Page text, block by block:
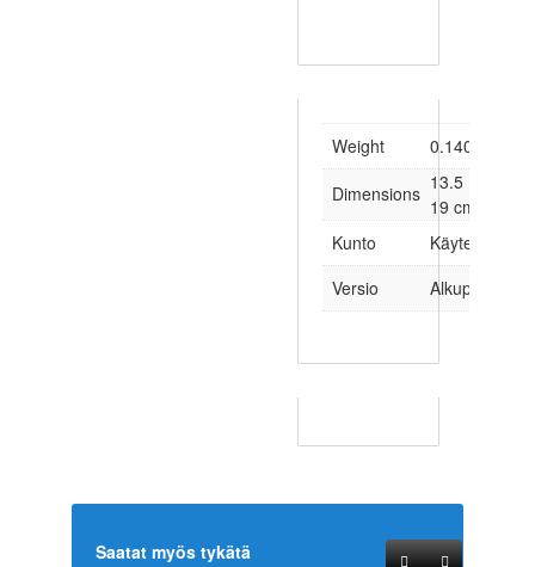
Weight
0.140 kg
Dimensions 13.5 × 1.5 ×
19 cm
Kunto
Käytetty
Versio
Alkuperäinen
Saatat myös tykätä